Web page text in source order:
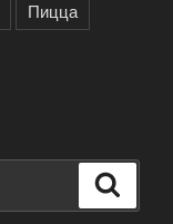
Пицца